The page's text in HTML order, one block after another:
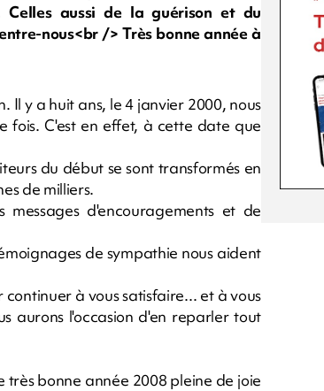
Celles aussi de la guérison et du
nous<br /> Très bonne année à
Il y a huit ans, le 4 janvier 2000, nous
fois. C'est en effet, à cette date que
du début se sont transformés en
de milliers.
d'encouragements et de
de sympathie nous aident
à vous satisfaire... et à vous
aurons l'occasion d'en reparler tout
très bonne année 2008 pleine de joie